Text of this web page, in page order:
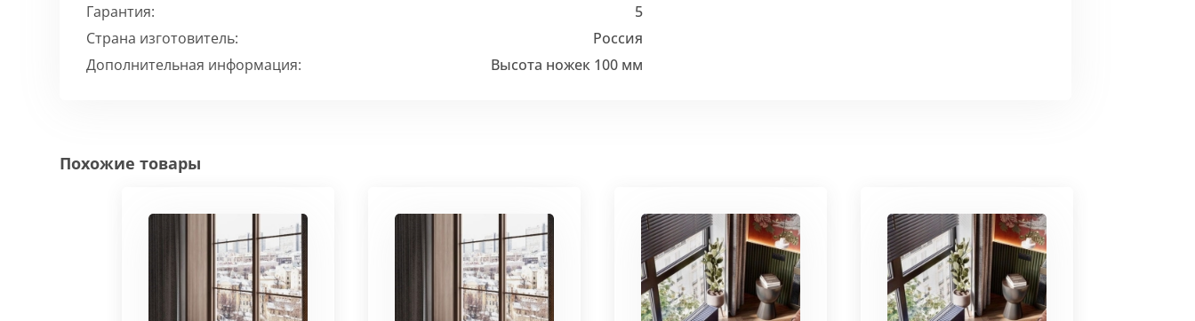
Гарантия:
5
Страна изготовитель:
Россия
Дополнительная информация:
Высота ножек 100 мм
Похожие товары